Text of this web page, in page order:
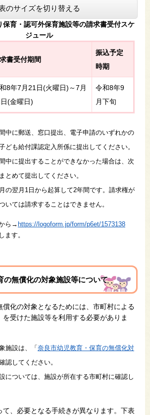
のサイズを切り替える
育・認可外保育施設等の請求書受付スケ
ジュール
書受付期間
振込予定
時期
8年7月21日(火曜日)～7月
(金曜日)
令和8年9
月下旬
中に郵送、窓口提出、電子申請のいずれかの
ども給付課認定入所係に提出してください。
中に提出することができなかった場合は、次
とめて提出してください。
の翌月1日から起算して2年間です。請求権が
いては請求することはできません。
ら→ https://logoform.jp/form/p6et/1573138
ます。
の無償化の対象施設等について
償化の対象となるためには、市町村による
受けた施設等を利用する必要がありま
施設は、「 奈良市幼児教育・保育の無償化対
認してください。
については、施設が所在する市町村に確認し
て、必要となる手続きが異なります。下表